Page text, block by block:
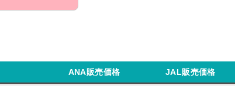
ANA販売価格 JAL販売価格